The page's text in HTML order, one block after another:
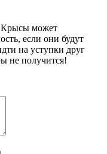
может
если они будут
на уступки друг
не получится!